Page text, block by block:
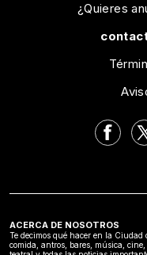
¿Quieres
ACERCA DE NOSOTROS
Te decimos qué hacer en la Ciudad
comida, antros, bares, música, cine,